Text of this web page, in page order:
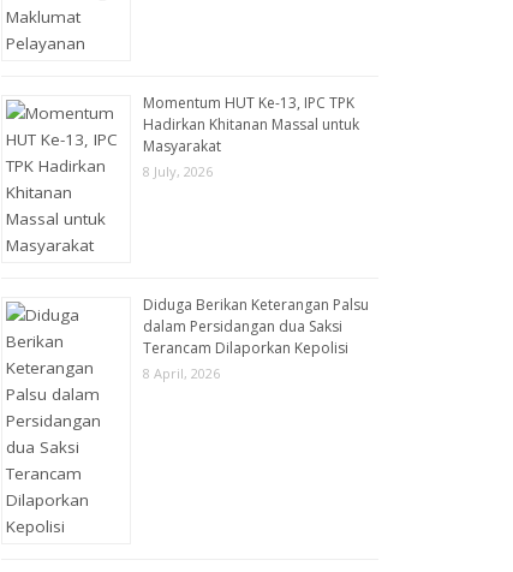
Momentum HUT Ke-13, IPC TPK
Hadirkan Khitanan Massal untuk
Masyarakat
8 July, 2026
Diduga Berikan Keterangan Palsu
dalam Persidangan dua Saksi
Terancam Dilaporkan Kepolisi
8 April, 2026